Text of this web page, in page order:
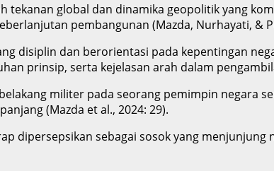
tekanan global dan dinamika geopolitik yang
pembangunan (Mazda, Nurhayati, &
disiplin dan berorientasi pada kepentingan
prinsip, serta kejelasan arah dalam
militer pada seorang pemimpin negara
(Mazda et al., 2024: 29).
dipersepsikan sebagai sosok yang